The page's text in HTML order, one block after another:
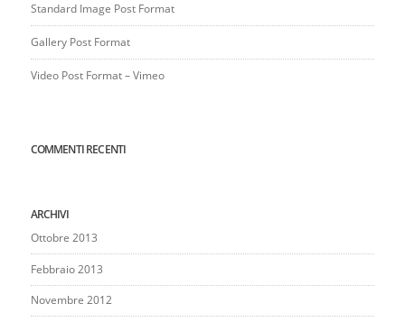
Standard Image Post Format
Gallery Post Format
Video Post Format – Vimeo
COMMENTI RECENTI
ARCHIVI
Ottobre 2013
Febbraio 2013
Novembre 2012